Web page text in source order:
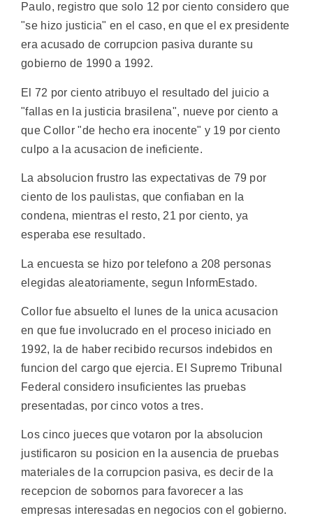
Paulo, registro que solo 12 por ciento considero que
"se hizo justicia" en el caso, en que el ex presidente
era acusado de corrupcion pasiva durante su
gobierno de 1990 a 1992.
El 72 por ciento atribuyo el resultado del juicio a
"fallas en la justicia brasilena", nueve por ciento a
que Collor "de hecho era inocente" y 19 por ciento
culpo a la acusacion de ineficiente.
La absolucion frustro las expectativas de 79 por
ciento de los paulistas, que confiaban en la
condena, mientras el resto, 21 por ciento, ya
esperaba ese resultado.
La encuesta se hizo por telefono a 208 personas
elegidas aleatoriamente, segun InformEstado.
Collor fue absuelto el lunes de la unica acusacion
en que fue involucrado en el proceso iniciado en
1992, la de haber recibido recursos indebidos en
funcion del cargo que ejercia. El Supremo Tribunal
Federal considero insuficientes las pruebas
presentadas, por cinco votos a tres.
Los cinco jueces que votaron por la absolucion
justificaron su posicion en la ausencia de pruebas
materiales de la corrupcion pasiva, es decir de la
recepcion de sobornos para favorecer a las
empresas interesadas en negocios con el gobierno.